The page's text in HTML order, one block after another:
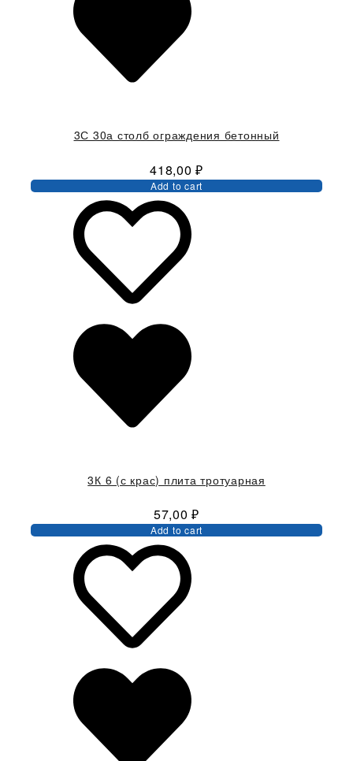
3С 30а столб ограждения бетонный
418,00₽
Add to cart
3К 6 (с крас) плита тротуарная
57,00₽
Add to cart